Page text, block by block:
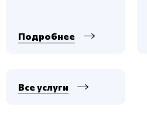
Подробнее
Все услуги